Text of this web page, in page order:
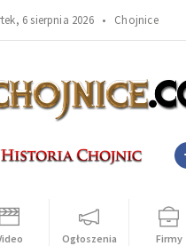
6 sierpnia 2026 • Chojnice
Ogłoszenia Firmy